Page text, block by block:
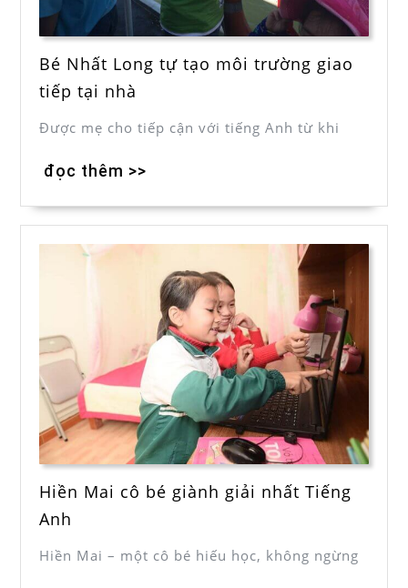
Bé Nhất Long tự tạo môi trường giao
tiếp tại nhà
Được mẹ cho tiếp cận với tiếng Anh từ khi
đọc thêm >>
Hiền Mai cô bé giành giải nhất Tiếng
Anh
Hiền Mai – một cô bé hiếu học, không ngừng